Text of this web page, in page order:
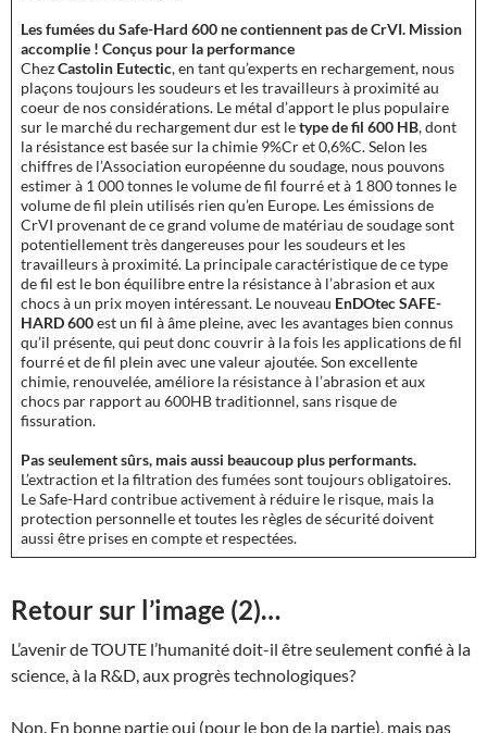
Les fumées du Safe-Hard 600 ne contiennent pas de CrVI. Mission
accomplie ! Conçus pour la performance
ChezCastolin Eutectic, en tant qu’experts en rechargement, nous
plaçons toujours les soudeurs et les travailleurs à proximité au
coeur de nos considérations. Le métal d’apport le plus populaire
sur le marché du rechargement dur est letype de fil 600 HB, dont
la résistance est basée sur la chimie 9%Cr et 0,6%C. Selon les
chiffres de l’Association européenne du soudage, nous pouvons
estimer à 1 000 tonnes le volume de fil fourré et à 1 800 tonnes le
volume de fil plein utilisés rien qu’en Europe. Les émissions de
CrVI provenant de ce grand volume de matériau de soudage sont
potentiellement très dangereuses pour les soudeurs et les
travailleurs à proximité. La principale caractéristique de ce type
de fil est le bon équilibre entre la résistance à l’abrasion et aux
chocs à un prix moyen intéressant. Le nouveau EnDOtecSAFE-
HARD 600est un fil à âme pleine, avec les avantages bien connus
qu’il présente, qui peut donc couvrir à la fois les applications de fil
fourré et de fil plein avec une valeur ajoutée. Son excellente
chimie, renouvelée, améliore la résistance à l’abrasion et aux
chocs par rapport au 600HB traditionnel, sans risque de
fissuration.
Pas seulement sûrs, mais aussi beaucoup plus performants.
L’extraction et la filtration des fumées sont toujours obligatoires.
Le Safe-Hard contribue activement à réduire le risque, mais la
protection personnelle et toutes les règles de sécurité doivent
aussi être prises en compte et respectées.
Retour sur l’image (2)…
L’avenir de TOUTE l’humanité doit-il être seulement confié à la
science, à la R&D, aux progrès technologiques?
Non. En bonne partie oui (pour le bon de la partie), mais pas